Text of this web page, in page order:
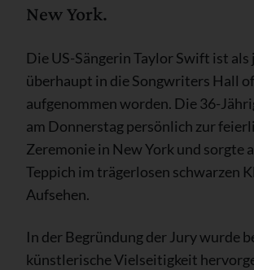
New York.
Die US-Sängerin Taylor Swift ist als
überhaupt in die Songwriters Hall
aufgenommen worden. Die 36-
am Donnerstag persönlich zur
Zeremonie in New York und sorgte
Teppich im trägerlosen schwarzen
Aufsehen.
In der Begründung der Jury wurde
künstlerische Vielseitigkeit